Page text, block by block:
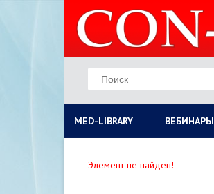
MED-LIBRARY ВЕБИНАРЫ
Элемент не найден!